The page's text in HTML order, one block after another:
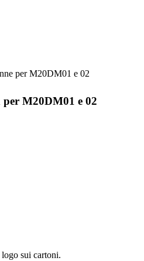
per M20DM01 e 02
sui cartoni.